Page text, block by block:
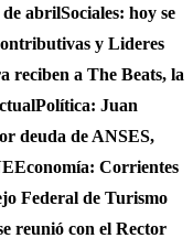
de abrilSociales: hoy se
y Lideres
reciben a The Beats, la
Política: Juan
deuda de ANSES,
Economía: Corrientes
Federal de Turismo
reunió con el Rector